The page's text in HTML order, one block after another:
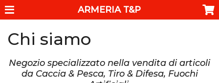
ARMERIA T&P
Chi siamo
Negozio specializzato nella vendita di articoli
da Caccia & Pesca, Tiro & Difesa, Fuochi